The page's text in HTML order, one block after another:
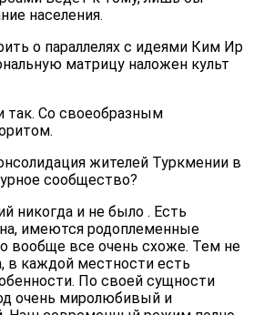
населения.
о параллелях с идеями Ким Ир
матрицу наложен культ
так. Со своеобразным
жителей Туркмении в
сообщество?
никогда и не было . Есть
имеются родоплеменные
вообще все очень схоже. Тем не
в каждой местности есть
По своей сущности
очень миролюбивый и